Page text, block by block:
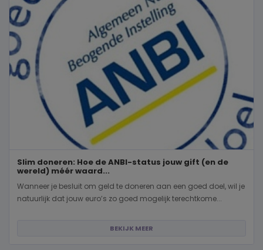
Slim doneren: Hoe de ANBI-status jouw gift (en de
wereld) méér waard...
Wanneer je besluit om geld te doneren aan een goed doel, wil je
natuurlijk dat jouw euro’s zo goed mogelijk terechtkome...
BEKIJK MEER